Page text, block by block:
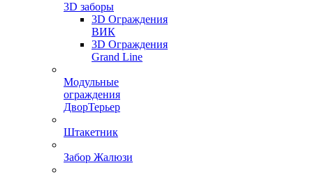
3D заборы
3D Ограждения
ВИК
3D Ограждения
Grand Line
Модульные
ограждения
ДворТерьер
Штакетник
Забор Жалюзи